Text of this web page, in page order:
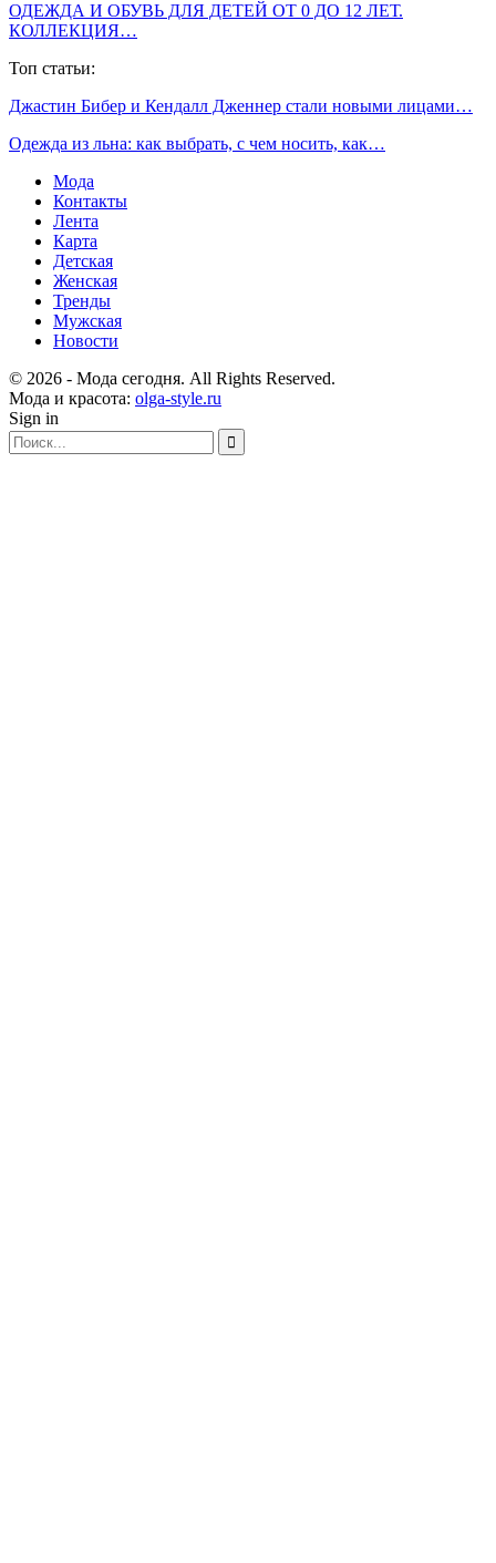
ОДЕЖДА И ОБУВЬ ДЛЯ ДЕТЕЙ ОТ 0 ДО 12 ЛЕТ.
КОЛЛЕКЦИЯ…
Топ статьи:
Джастин Бибер и Кендалл Дженнер стали новыми лицами…
Одежда из льна: как выбрать, с чем носить, как…
Мода
Контакты
Лента
Карта
Детская
Женская
Тренды
Мужская
Новости
© 2026 - Мода сегодня. All Rights Reserved.
Мода и красота: olga-style.ru
Sign in